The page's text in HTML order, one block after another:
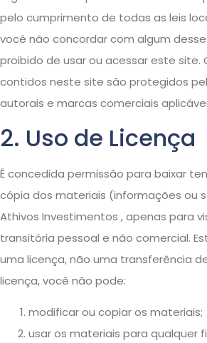
pelo cumprimento de todas as leis
você não concordar com algum
proibido de usar ou acessar este site.
contidos neste site são protegidos
autorais e marcas comerciais
2. Uso de Licença
É concedida permissão para baixar
cópia dos materiais (informações ou
Athivos Investimentos , apenas para
transitória pessoal e não comercial.
uma licença, não uma transferência
licença, você não pode:
modificar ou copiar os materiais;
usar os materiais para qualquer